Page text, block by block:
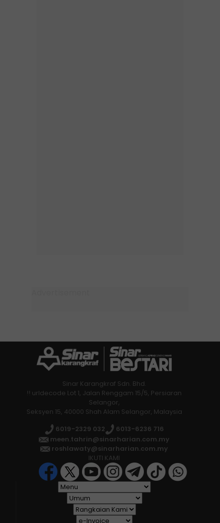
Sinar Karangkraf Sdn. Bhd.
!! urldecode Lot 1, Jalan Renggam 15/5, Persiaran
Selangor,
Seksyen 15, 40000 Shah Alam Selangor, Malaysia
6019-2329 032
6013-6236 716
meen.tahrin@sinarharian.com.my
roshlawaty@sinarharian.com.my
IKUTI KAMI